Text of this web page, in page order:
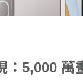
：5,000 萬